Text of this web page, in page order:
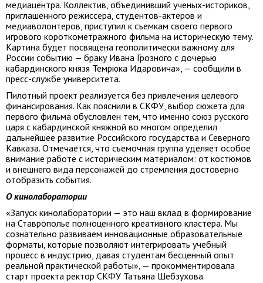
медиацентра. Коллектив, объединивший ученых-историков,
приглашенного режиссера, студентов-актеров и
медиаволонтеров, приступил к съемкам своего первого
игрового короткометражного фильма на историческую тему.
Картина будет посвящена геополитически важному для
России событию — браку Ивана Грозного с дочерью
кабардинского князя Темрюка Идаровича», — сообщили в
пресс-службе университета.
Пилотный проект реализуется без привлечения целевого
финансирования. Как пояснили в СКФУ, выбор сюжета для
первого фильма обусловлен тем, что именно союз русского
царя с кабардинской княжной во многом определил
дальнейшее развитие Российского государства и Северного
Кавказа. Отмечается, что съемочная группа уделяет особое
внимание работе с историческим материалом: от костюмов
и внешнего вида персонажей до стремления достоверно
отобразить события.
О кинолаборатории
«Запуск кинолаборатории — это наш вклад в формирование
на Ставрополье полноценного креативного кластера. Мы
сознательно развиваем инновационные образовательные
форматы, которые позволяют интегрировать учебный
процесс в индустрию, давая студентам бесценный опыт
реальной практической работы», — прокомментировала
старт проекта ректор СКФУ Татьяна Шебзухова.